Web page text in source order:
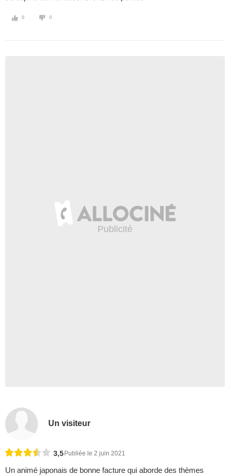
0 0
Un visiteur
3,5 Publiée le 2 juin 2021
Un animé japonais de bonne facture qui aborde des thèmes